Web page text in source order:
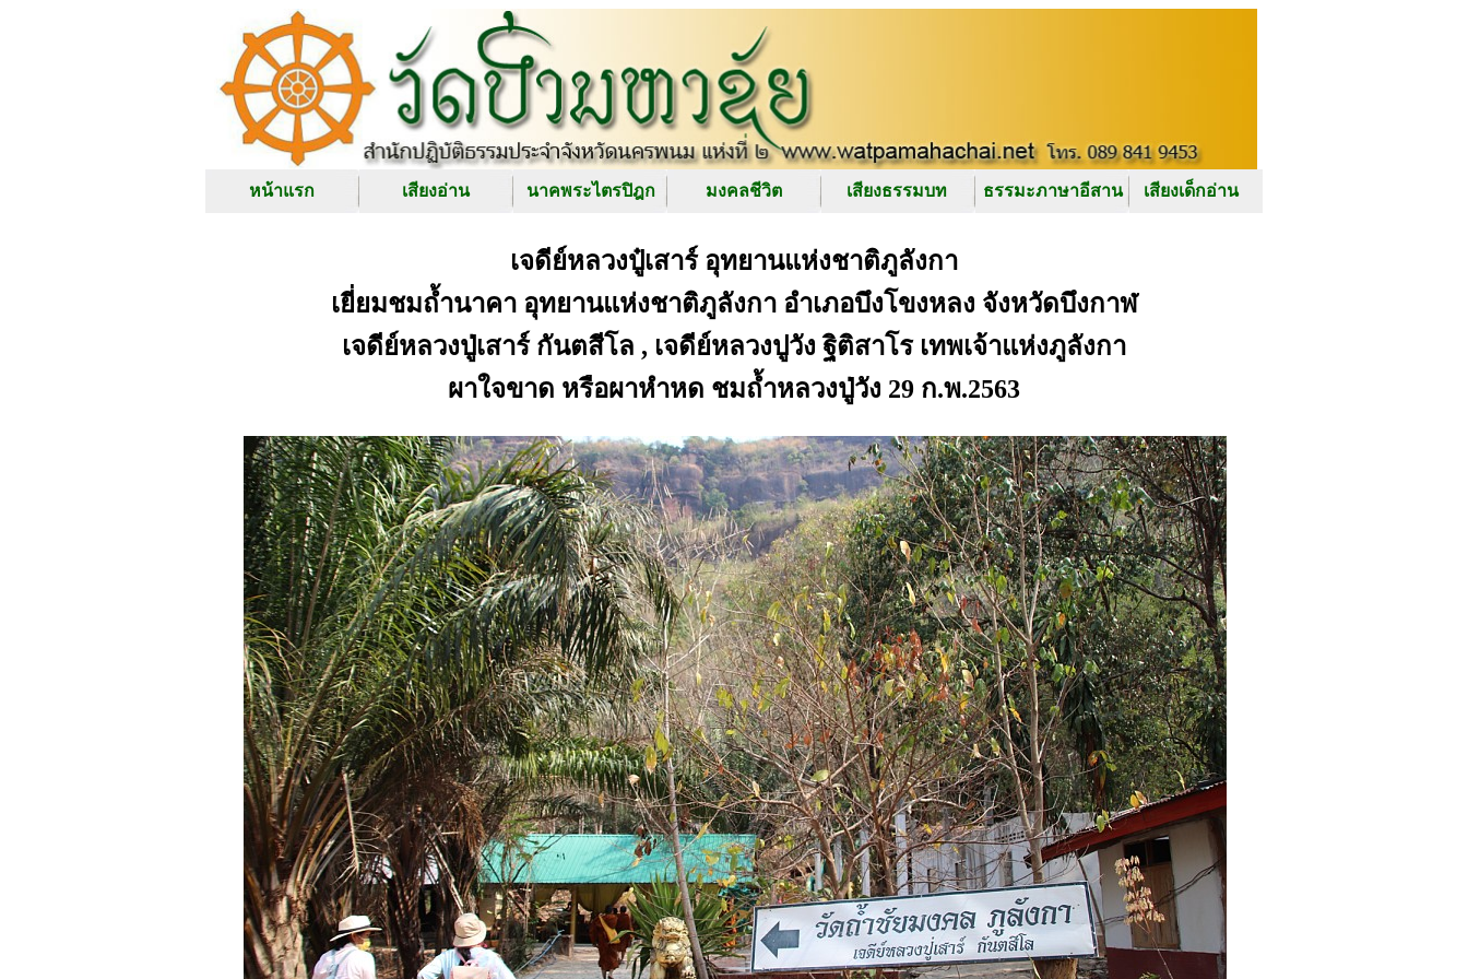
หน้าแรก เสียงอ่าน นาคพระไตรปิฎก มงคลชีวิต เสียงธรรมบท ธรรมะภาษาอีสาน เสียงเด็กอ่าน
เจดีย์หลวงปู๋เสาร์ อุทยานแห่งชาติภูลังกา
เยี่ยมชมถ้ำนาคา อุทยานแห่งชาติภูลังกา อำเภอบึงโขงหลง จังหวัดบึงกาฬ
เจดีย์หลวงปู่เสาร์ กันตสีโล , เจดีย์หลวงปูวัง ฐิติสาโร เทพเจ้าแห่งภูลังกา
ผาใจขาด หรือผาหำหด ชมถ้ำหลวงปู่วัง 29 ก.พ.2563